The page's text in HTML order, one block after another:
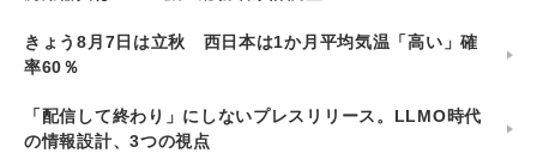
きょう8月7日は立秋 西日本は1か月平均気温「高い」確
率60％
「配信して終わり」にしないプレスリリース。LLMO時代
の情報設計、3つの視点